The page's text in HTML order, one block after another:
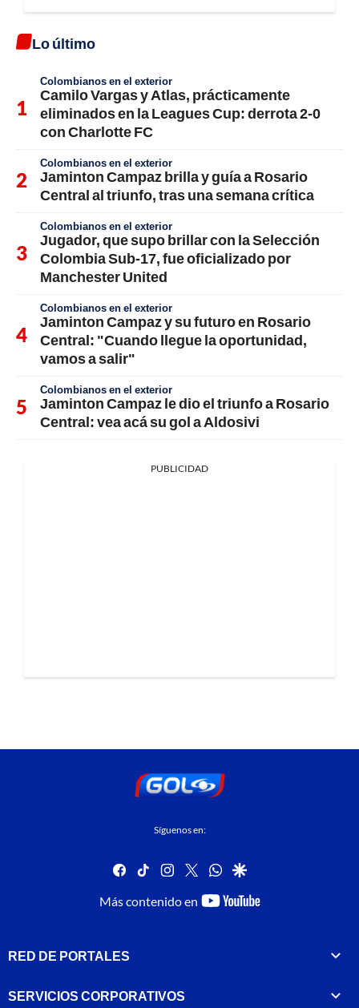
Lo último
Colombianos en el exterior
Camilo Vargas y Atlas, prácticamente
eliminados en la Leagues Cup: derrota 2-0
con Charlotte FC
Colombianos en el exterior
Jaminton Campaz brilla y guía a Rosario
Central al triunfo, tras una semana crítica
Colombianos en el exterior
Jugador, que supo brillar con la Selección
Colombia Sub-17, fue oficializado por
Manchester United
Colombianos en el exterior
Jaminton Campaz y su futuro en Rosario
Central: "Cuando llegue la oportunidad,
vamos a salir"
Colombianos en el exterior
Jaminton Campaz le dio el triunfo a Rosario
Central: vea acá su gol a Aldosivi
PUBLICIDAD
Síguenos en:
facebook
tiktok instagram
twitterwhatsapp
google
Más contenido en
youtube-
RED DE PORTALES
SERVICIOS CORPORATIVOS